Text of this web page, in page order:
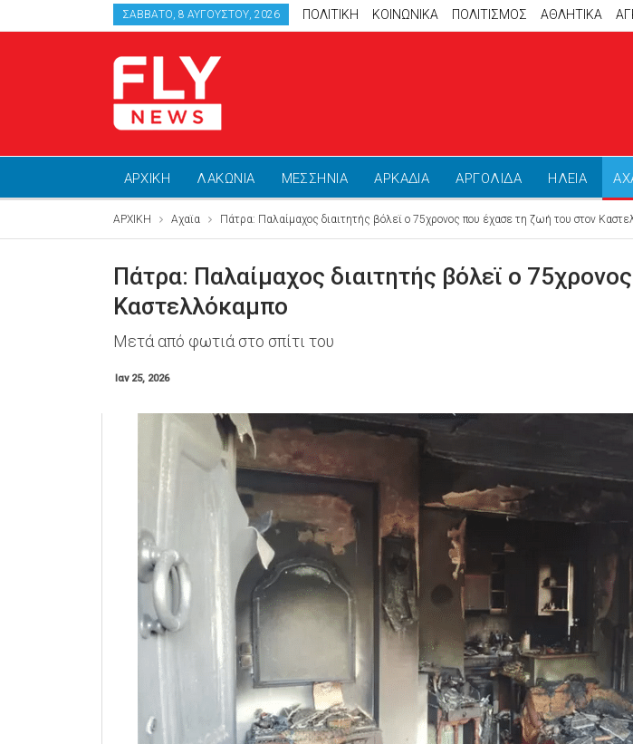
ΣΆΒΒΑΤΟ, 8 ΑΥΓΟΎΣΤΟΥ, 2026 ΠΟΛΙΤΙΚΗ ΚΟΙΝΩΝΙΚΑ ΠΟΛΙΤΙΣΜΟΣ ΑΘΛΗΤΙΚΆ
ΑΡΧΙΚΗ ΛΑΚΩΝΙΑ ΜΕΣΣΗΝΙΑ ΑΡΚΑΔΙΑ ΑΡΓΟΛΙΔΑ ΗΛΕΙΑ
ΑΡΧΙΚΗ Αχαϊα Πάτρα: Παλαίμαχος διαιτητής βόλεϊ ο 75χρονος που έχασε τη ζωή του στον
Πάτρα: Παλαίμαχος διαιτητής βόλεϊ ο
Καστελλόκαμπο
Μετά από φωτιά στο σπίτι του
Ιαν 25, 2026